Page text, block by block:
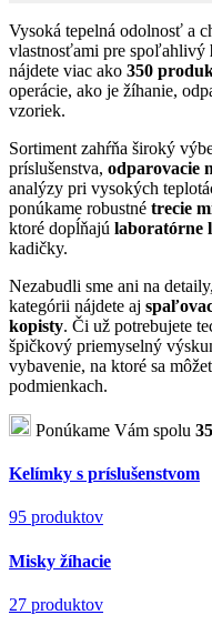
Vysoká tepelná odolnosť a
vlastnosťami pre spoľahlivý
nájdete viac ako 350
operácie, ako je žíhanie,
vzoriek.
Sortiment zahŕňa široký
príslušenstva, odparovacie
analýzy pri vysokých
ponúkame robustné trecie
ktoré dopĺňajú laboratórne
kadičky.
Nezabudli sme ani na
kategórii nájdete aj
kopisty. Či už potrebujete
špičkový priemyselný
vybavenie, na ktoré sa
podmienkach.
Ponúkame Vám spolu
Kelímky s príslušenstvom
95 produktov
Misky žíhacie
27 produktov